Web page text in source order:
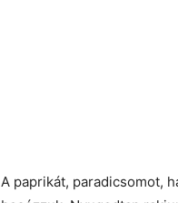
A paprikát, paradicsomot,